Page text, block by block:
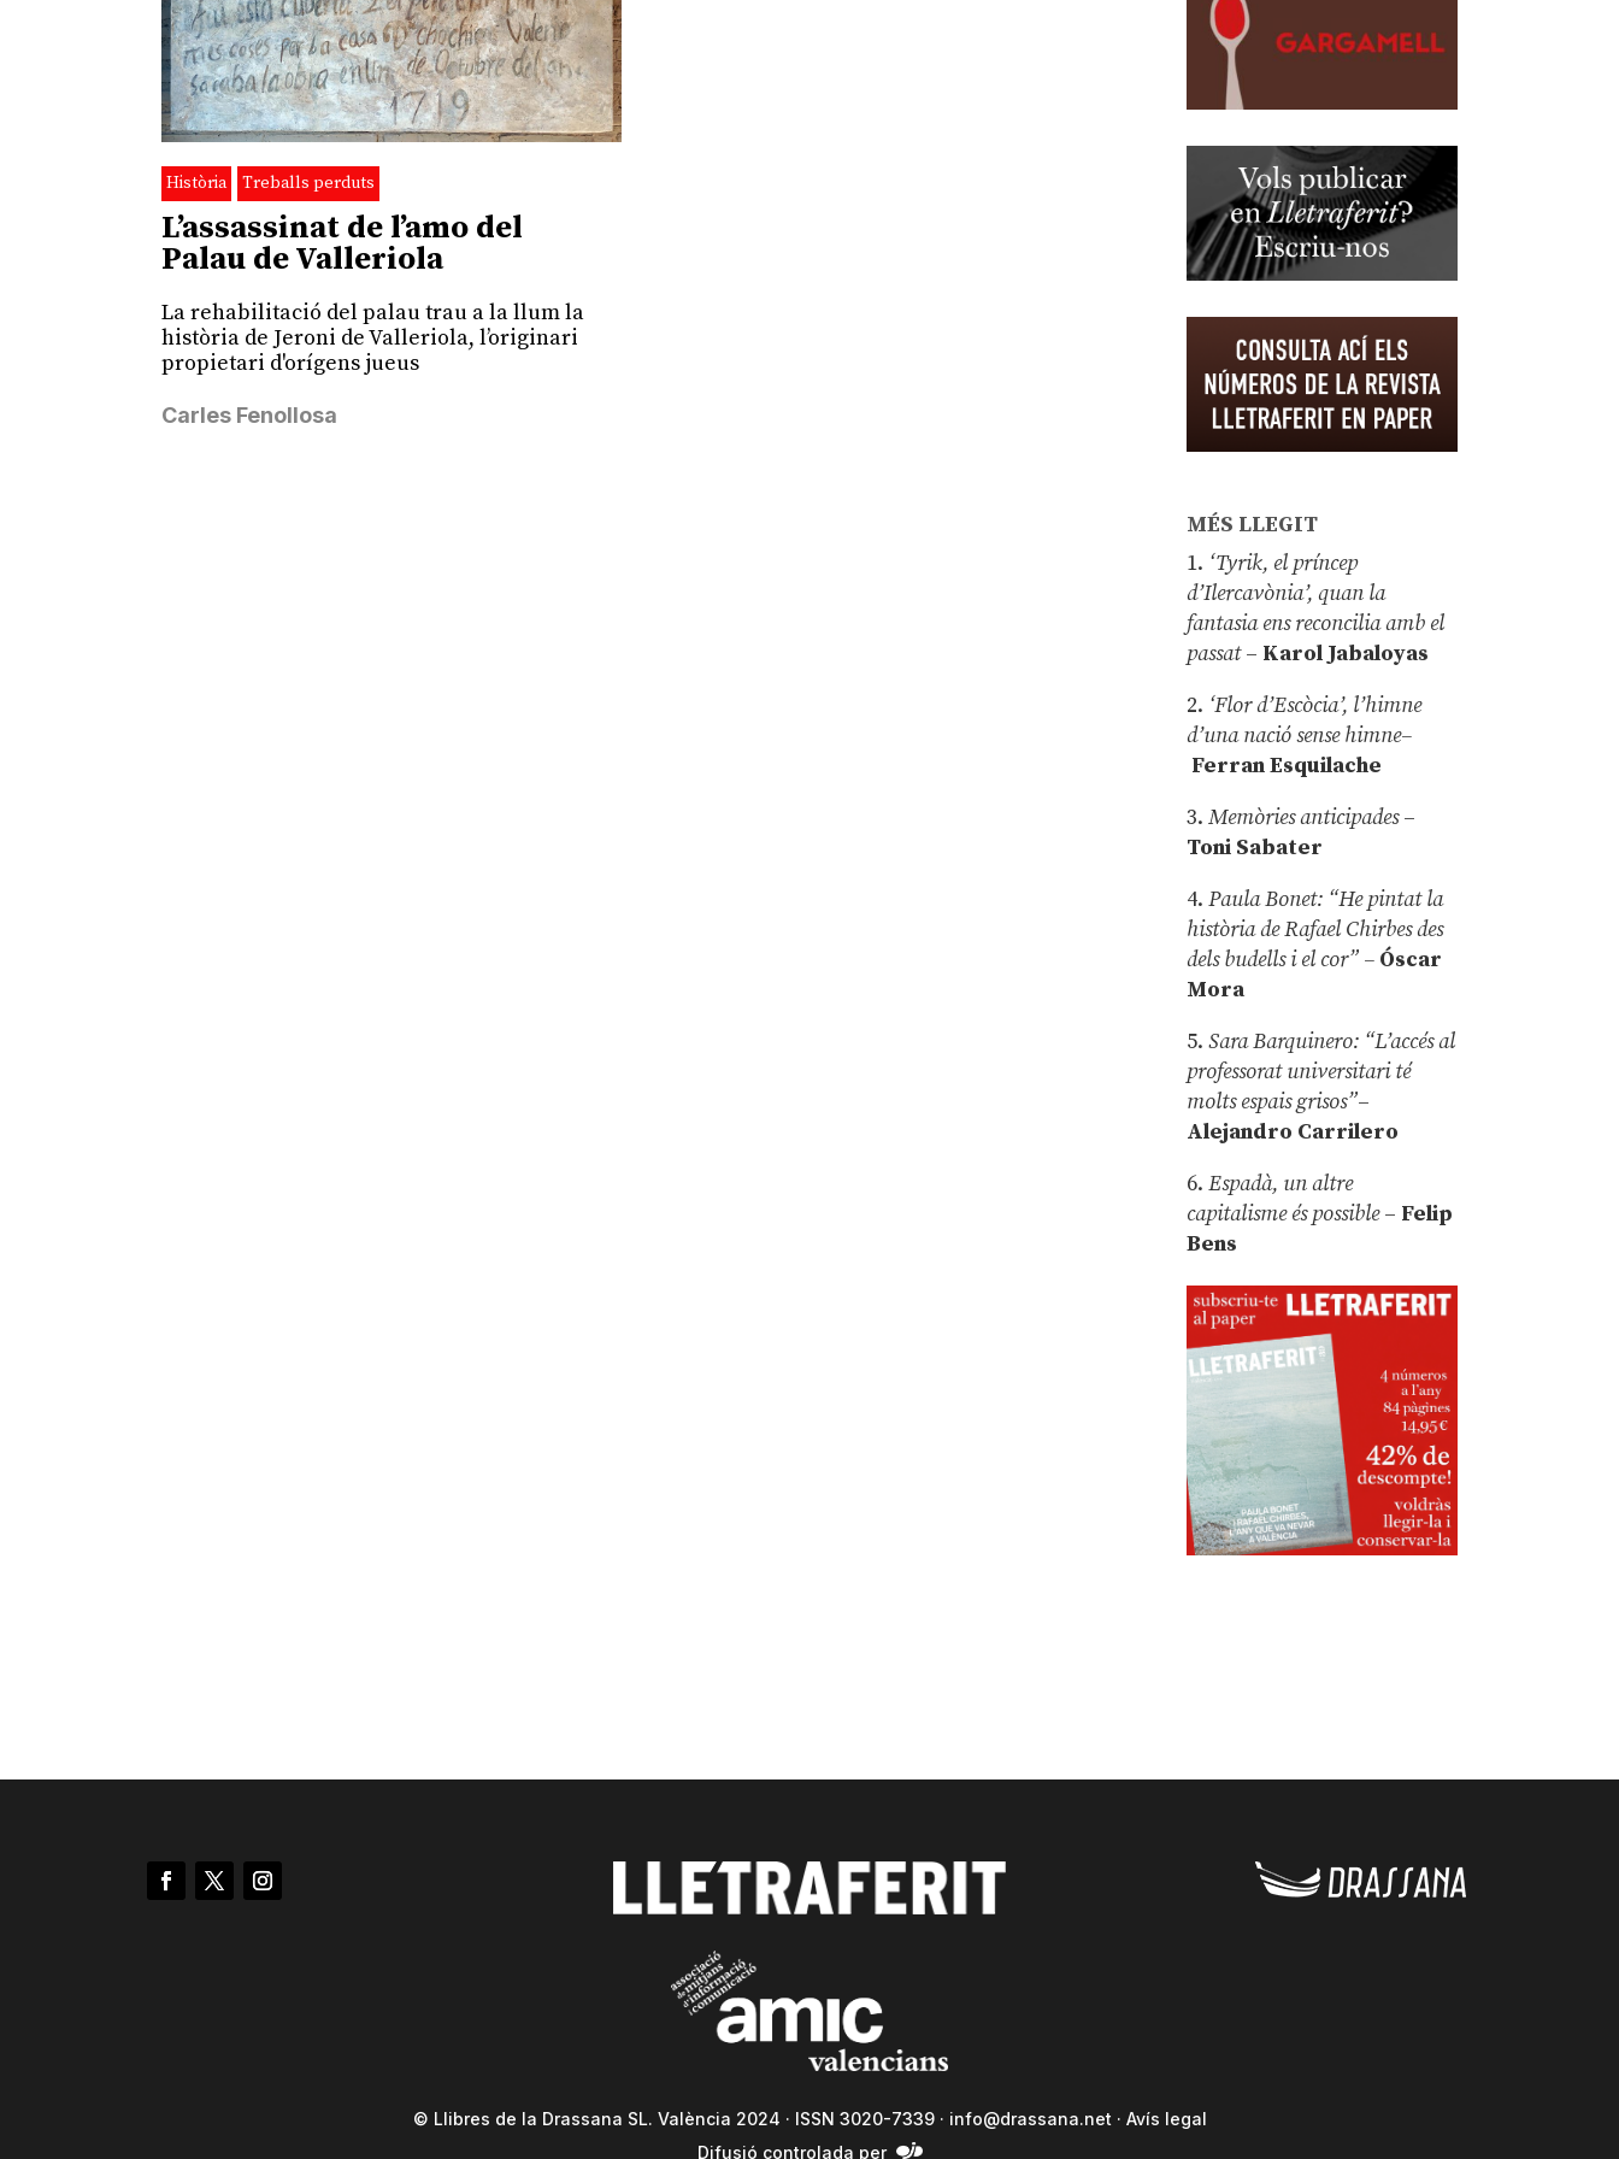
Història Treballs perduts
L’assassinat de l’amo del
Palau de Valleriola
La rehabilitació del palau trau a la llum la
història de Jeroni de Valleriola, l’originari
propietari d'orígens jueus
Carles Fenollosa
MÉS LLEGIT
1. ‘Tyrik, el príncep
d’Ilercavònia’, quan la
fantasia ens reconcilia amb el
passat– Karol Jabaloyas
2. ‘Flor d’Escòcia’, l’himne
d’una nació sense himne–
Ferran Esquilache
3.Memòries anticipades–
Toni Sabater
4.Paula Bonet: “He pintat la
història de Rafael Chirbes des
dels budells i el cor” – Óscar
Mora
5.Sara Barquinero: “L’accés al
professorat universitari té
molts espais grisos”–
Alejandro Carrilero
6.Espadà, un altre
capitalisme és possible – Felip
Bens
© Llibres de la Drassana SL. València 2024 · ISSN 3020-7339 · info@drassana.net · Avís legal
Difusió controlada per